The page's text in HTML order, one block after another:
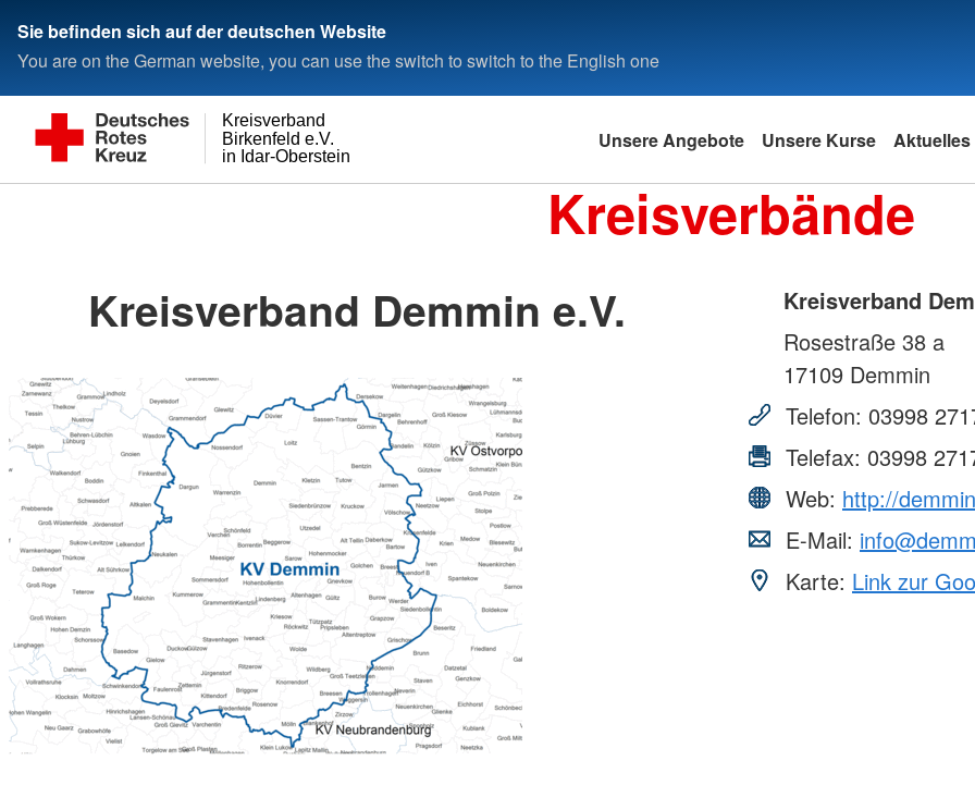
Sie befinden sich auf der deutschen Website
You are on the German website, you can use the switch to switch to the English one
in Idar-Oberstein
Birkenfeld e.V.
Kreisverband
Unsere Angebote Unsere Kurse Aktuelles
Kreisverbände
Kreisverband Demmin e.V.
Kreisverband
Rosestraße 38 a
17109 Demmin
Telefon: 03998
Telefax: 03998
Web: http://
E-Mail:
Karte: Link zur